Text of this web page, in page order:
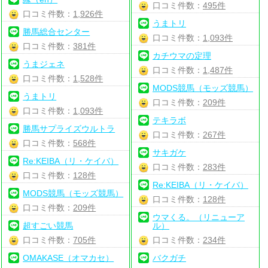
口コミ件数： 1,926件
勝馬総合センター
口コミ件数：381件
うまジェネ
口コミ件数： 1,528件
うまトリ
口コミ件数： 1,093件
勝馬サプライズウルトラ
口コミ件数： 568件
Re:KEIBA（リ・ケイバ）
口コミ件数： 128件
MODS競馬（モッズ競馬）
口コミ件数： 209件
超すごい競馬
口コミ件数：705件
OMAKASE（オマカセ）
口コミ件数： 495件
うまトリ
口コミ件数： 1,093件
カチウマの定理
口コミ件数： 1,487件
MODS競馬（モッズ競馬）
口コミ件数： 209件
テキラボ
口コミ件数： 267件
サキガケ
口コミ件数： 283件
Re:KEIBA（リ・ケイバ）
口コミ件数： 128件
ウマくる。（リニューア
ル）
口コミ件数： 234件
バクガチ